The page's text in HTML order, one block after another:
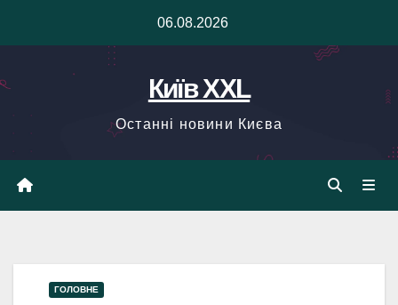
06.08.2026
Київ XXL
Останні новини Києва
ГОЛОВНЕ